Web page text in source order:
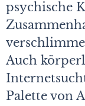
psychische
Auch
Palette von